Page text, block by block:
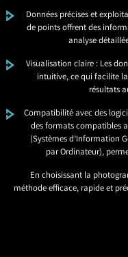
Données précises et
de points offrent des
analyse
Visualisation claire : Les
intuitive, ce qui facilite
résultats
Compatibilité avec des
des formats compatibles
(Systèmes d’Information
par Ordinateur),
En choisissant la
méthode efficace, rapide et